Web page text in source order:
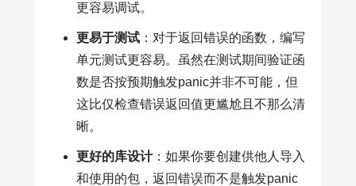
更容易调试。
更易于测试：对于返回错误的函数，编写
单元测试更容易。虽然在测试期间验证函
数是否按预期触发panic并非不可能，但
这比仅检查错误返回值更尴尬且不那么清
晰。
更好的库设计：如果你要创建供他人导入
和使用的包，返回错误而不是触发panic